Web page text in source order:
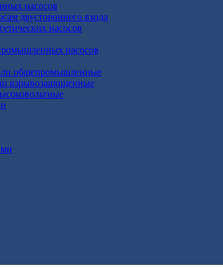
насосов
двустороннего входа
насосов
насосов
общепромышленные
взрывозащищенные